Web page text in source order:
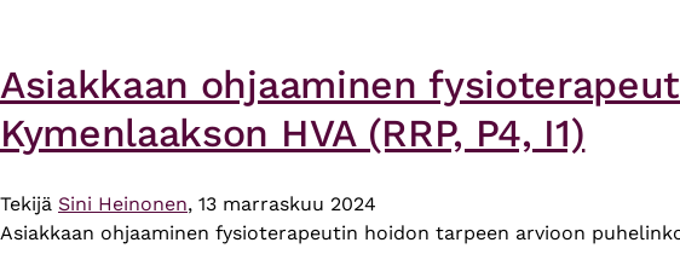
Asiakkaan ohjaaminen
Kymenlaakson HVA (RRP, P4, I1)
Tekijä Sini Heinonen, 13 marraskuu 2024
Asiakkaan ohjaaminen fysioterapeutin hoidon tarpeen arvioon